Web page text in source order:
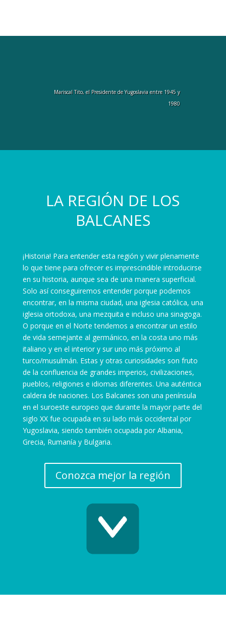
Mariscal Tito, el Presidente de Yugoslavia entre 1945 y
1980
LA REGIÓN DE LOS
BALCANES
¡Historia! Para entender esta región y vivir plenamente
lo que tiene para ofrecer es imprescindible introducirse
en su historia, aunque sea de una manera superficial.
Solo así conseguiremos entender porque podemos
encontrar, en la misma ciudad, una iglesia católica, una
iglesia ortodoxa, una mezquita e incluso una sinagoga.
O porque en el Norte tendemos a encontrar un estilo
de vida semejante al germánico, en la costa uno más
italiano y en el interior y sur uno más próximo al
turco/musulmán. Estas y otras curiosidades son fruto
de la confluencia de grandes imperios, civilizaciones,
pueblos, religiones e idiomas diferentes. Una auténtica
caldera de naciones. Los Balcanes son una península
en el suroeste europeo que durante la mayor parte del
siglo XX fue ocupada en su lado más occidental por
Yugoslavia, siendo también ocupada por Albania,
Grecia, Rumanía y Bulgaria.
Conozca mejor la región